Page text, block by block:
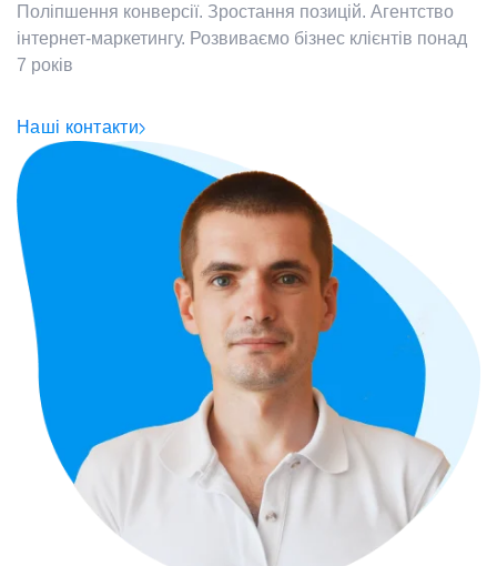
Поліпшення конверсії. Зростання позицій. Агентство
інтернет-маркетингу. Розвиваємо бізнес клієнтів понад
7 років
Наші контакти